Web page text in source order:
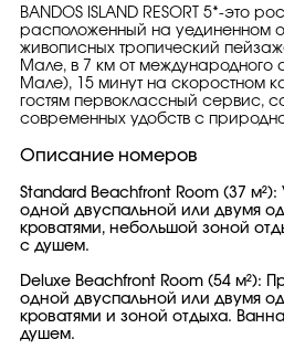
BANDOS ISLAND RESORT 5*-это
расположенный на уединенном
живописных тропический
Мале, в 7 км от международного
Мале), 15 минут на скоростном
гостям первоклассный сервис,
современных удобств с
Описание номеров
Standard Beachfront Room (37
одной двуспальной или двумя
кроватями, небольшой зоной
с душем.
Deluxe Beachfront Room (54 м²):
одной двуспальной или двумя
кроватями и зоной отдыха.
душем.